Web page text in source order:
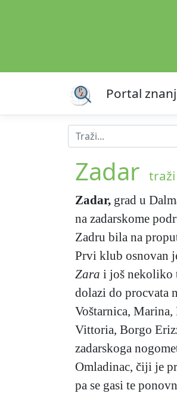
Portal
Zadar traži
Zadar, grad u
na zadarskome
Zadru bila na
Prvi klub osnovan
Zara i još nekoliko
dolazi do procvata
Voštarnica, Marina,
Vittoria, Borgo
zadarskoga
Omladinac, čiji je
pa se gasi te